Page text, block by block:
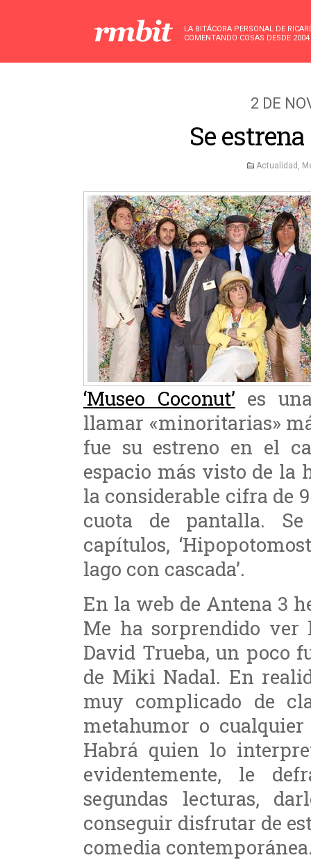
LA BITÁCORA PERSONAL DE
COMENTANDO COSAS DESDE 2004
2 DE
Se estrena
Actualidad ,
‘Museo Coconut’ es
llamar «minoritarias»
fue su estreno en el
espacio más visto de la
la considerable cifra de
cuota de pantalla.
capítulos,
lago con cascada’.
En la web de Antena 3
Me ha sorprendido ver
David Trueba, un poco
de Miki Nadal. En
muy complicado de
metahumor o
Habrá quien lo
evidentemente, le
segundas lecturas,
conseguir disfrutar de
comedia